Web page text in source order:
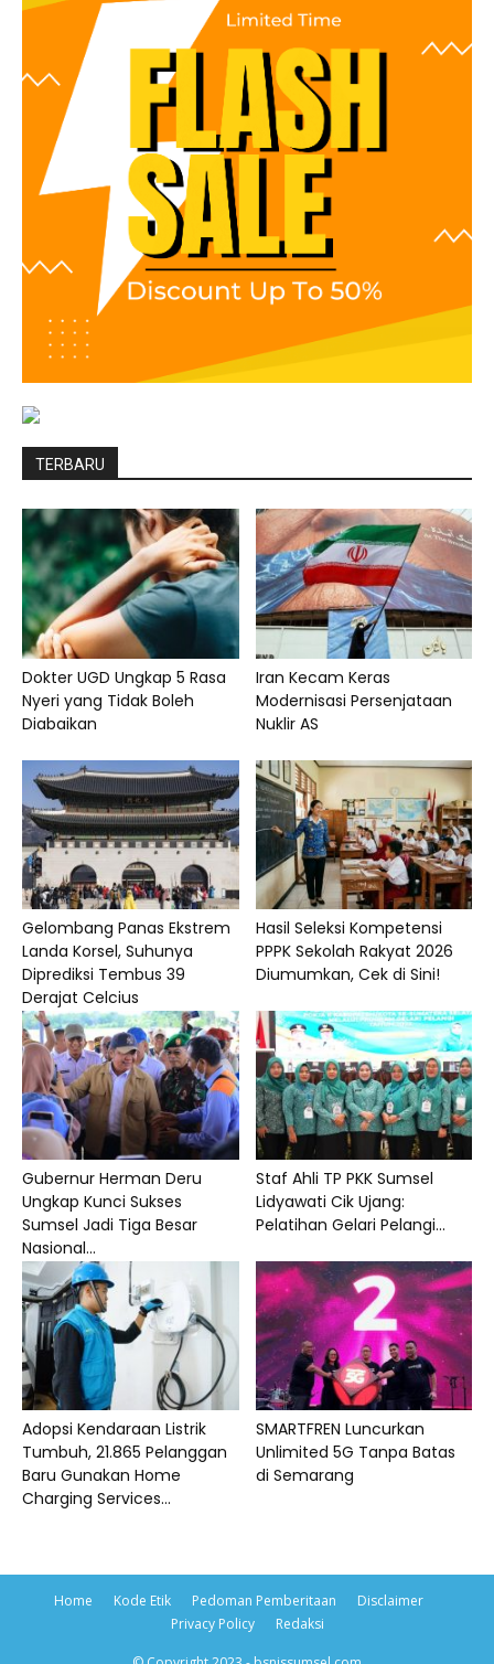
TERBARU
Dokter UGD Ungkap 5 Rasa
Nyeri yang Tidak Boleh
Diabaikan
Iran Kecam Keras
Modernisasi Persenjataan
Nuklir AS
Gelombang Panas Ekstrem
Landa Korsel, Suhunya
Diprediksi Tembus 39
Derajat Celcius
Hasil Seleksi Kompetensi
PPPK Sekolah Rakyat 2026
Diumumkan, Cek di Sini!
Gubernur Herman Deru
Ungkap Kunci Sukses
Sumsel Jadi Tiga Besar
Nasional...
Staf Ahli TP PKK Sumsel
Lidyawati Cik Ujang:
Pelatihan Gelari Pelangi...
Adopsi Kendaraan Listrik
Tumbuh, 21.865 Pelanggan
Baru Gunakan Home
Charging Services...
SMARTFREN Luncurkan
Unlimited 5G Tanpa Batas
di Semarang
Home Kode Etik Pedoman Pemberitaan
Disclaimer
Privacy Policy
Redaksi